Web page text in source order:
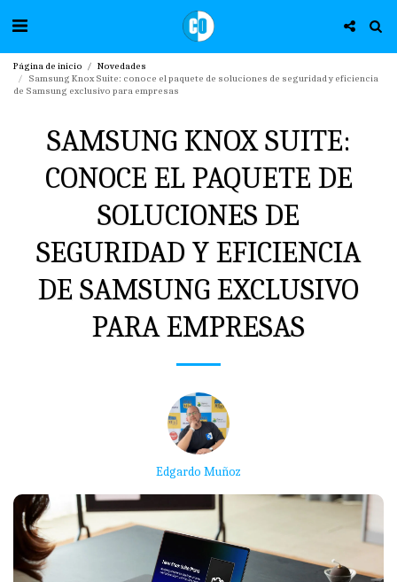
Página de inicio
Novedades
Samsung Knox Suite: conoce el paquete de soluciones de seguridad y eficiencia
de Samsung exclusivo para empresas
SAMSUNG KNOX SUITE:
CONOCE EL PAQUETE DE
SOLUCIONES DE
SEGURIDAD Y EFICIENCIA
DE SAMSUNG EXCLUSIVO
PARA EMPRESAS
Edgardo Muñoz